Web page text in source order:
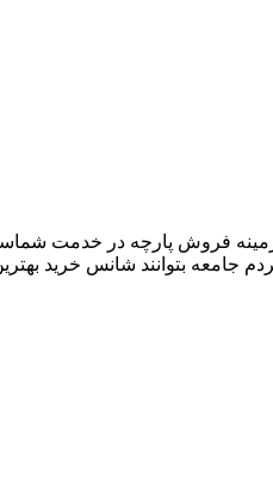
زمینه فروش پارچه در خدمت
بتوانند شانس خرید بهترین